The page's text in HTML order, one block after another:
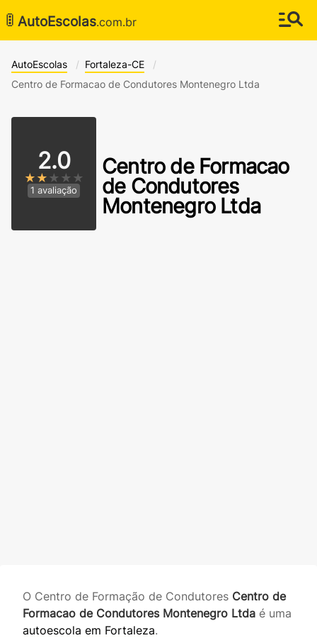
🚦 AutoEscolas.com.br
AutoEscolas
Fortaleza-CE
Centro de Formacao de Condutores Montenegro Ltda
2.0
★★ ★★★
1 avaliação
Centro de Formacao
de Condutores
Montenegro Ltda
O Centro de Formação de Condutores Centro de
Formacao de Condutores Montenegro Ltda é uma
autoescola em Fortaleza.